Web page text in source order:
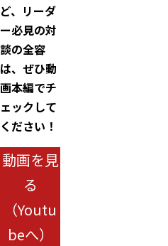
ど、リーダ
ー必見の対
談の全容
は、ぜひ動
画本編でチ
ェックして
ください！
動画を見
る
（Youtu
beへ）